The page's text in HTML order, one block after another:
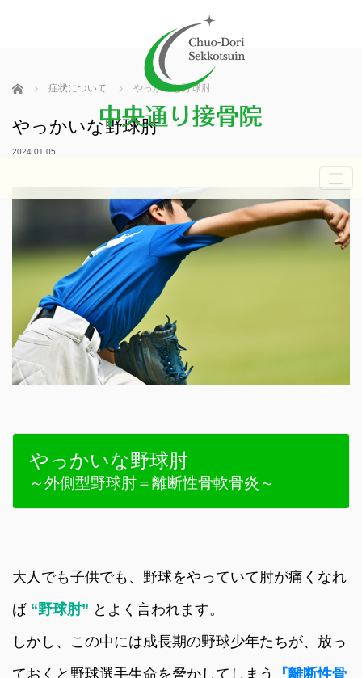
ホーム 症状について やっかいな野球肘
やっかいな野球肘
2024.01.05
やっかいな野球肘
～外側型野球肘＝離断性骨軟骨炎～
大人でも子供でも、野球をやっていて肘が痛くなれ
ば“野球肘” とよく言われます。
しかし、この中には成長期の野球少年たちが、放っ
ておくと野球選手生命を脅かしてしまう
『離断性骨